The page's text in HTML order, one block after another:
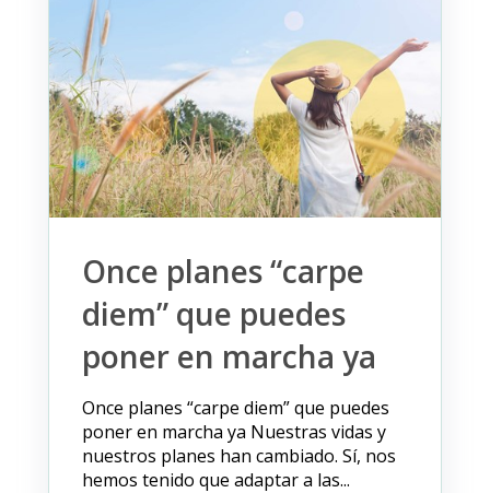
Once planes “carpe
diem” que puedes
poner en marcha ya
Once planes “carpe diem” que puedes
poner en marcha ya Nuestras vidas y
nuestros planes han cambiado. Sí, nos
hemos tenido que adaptar a las...